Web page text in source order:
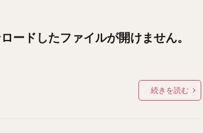
ードしたファイルが開けません。
続きを読む